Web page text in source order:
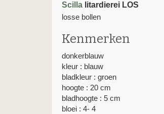
Scilla litardierei LOS
losse bollen
Kenmerken
donkerblauw
kleur : blauw
bladkleur : groen
hoogte : 20 cm
bladhoogte : 5 cm
bloei : 4- 4